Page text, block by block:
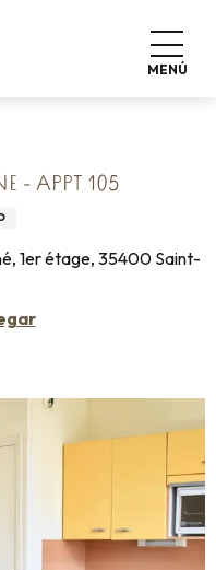
MENÚ
Alojamiento +
- APPT 105
1er étage, 35400 Saint-